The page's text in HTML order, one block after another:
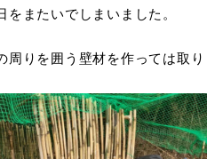
またいでしまいました。
周りを囲う壁材を作っては取り